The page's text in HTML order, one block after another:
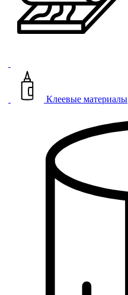
Клеевые материалы